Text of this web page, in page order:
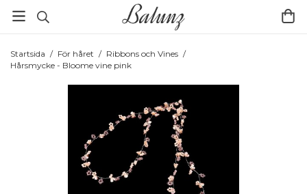
Startsida / För håret / Ribbons och Vines /
Hårsmycke - Bloome vine pink